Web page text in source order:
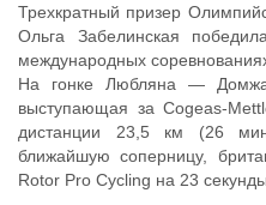
Трехкратный призер
Ольга Забелинская
международных
На гонке Любляна —
выступающая за Cogeas-
дистанции 23,5 км (26
ближайшую соперницу,
Rotor Pro Cycling на 23 секунды.